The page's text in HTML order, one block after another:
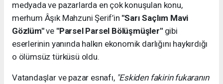
medyada ve pazarlarda en çok konuşulan konu,
merhum Âşık Mahzuni Şerif’in "Sarı Saçlım Mavi
Gözlüm"ve "Parsel Parsel Bölüşmüşler"gibi
eserlerinin yanında halkın ekonomik darlığını haykırdığı
o ölümsüz türküsü oldu.
Vatandaşlar ve pazar esnafı, "Eskiden fakirin fukaranın